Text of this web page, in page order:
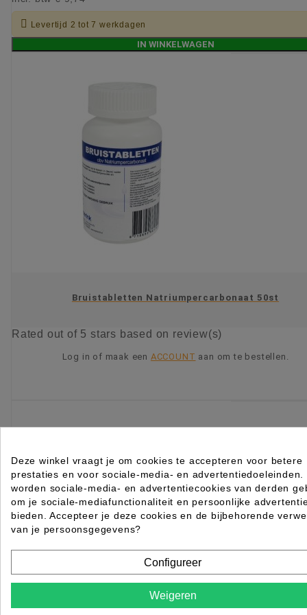
 Levertijd 2 tot 7 werkdagen
IN WINKELWAGEN
Bruistabletten Natriumpercarbonaat 50st
Rated out of 5 stars based on review(s)
Log in of maak een ACCOUNT aan om te bestellen.
Deze winkel vraagt je om cookies te accepteren voor betere
prestaties en voor sociale-media- en advertentiedoeleinden.
worden sociale-media- en advertentiecookies van derden
om je sociale-mediafunctionaliteit en persoonlijke
bieden. Accepteer je deze cookies en de bijbehorende
van je persoonsgegevens?
Configureer
Weigeren